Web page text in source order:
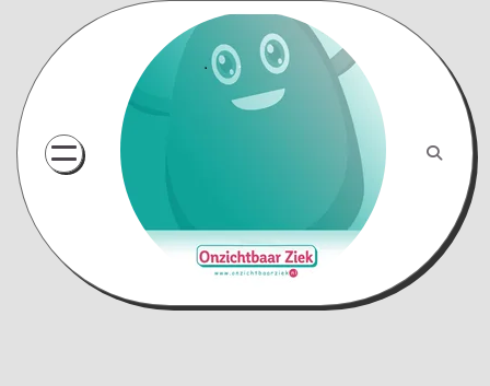
content